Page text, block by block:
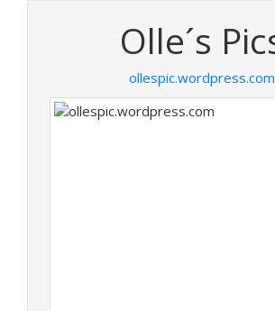
Olle´s
ollespic.wordpress.com